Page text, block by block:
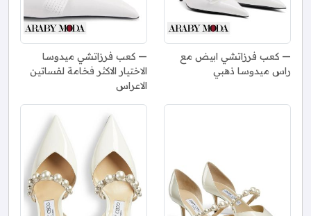
كعب فرزاتشي ابيض مع
راس ميدوسا ذهبي
كعب فرزاتشي ميدوسا
الاختيار الاكثر فخامة لفساتين
الاعراس